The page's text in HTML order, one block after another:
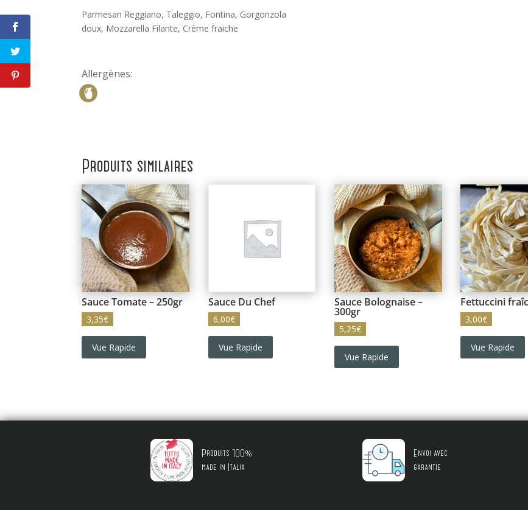
Parmesan Reggiano, Taleggio, Fontina, Gorgonzola
doux, Mozzarella Filante, Crème fraiche
Allergènes:
Produits similaires
Sauce Tomate – 250gr
3,35€
Vue Rapide
Sauce Du Chef
6,00€
Vue Rapide
Sauce Bolognaise –
300gr
5,25€
Vue Rapide
Fettuccini
3,00€
Vue Rapide
Produits 100%
made in Italia
Envoi avec
garantie